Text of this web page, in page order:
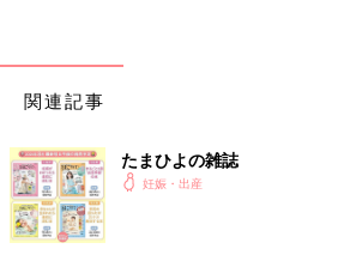
関連記事
たまひよの雑誌
妊娠・出産